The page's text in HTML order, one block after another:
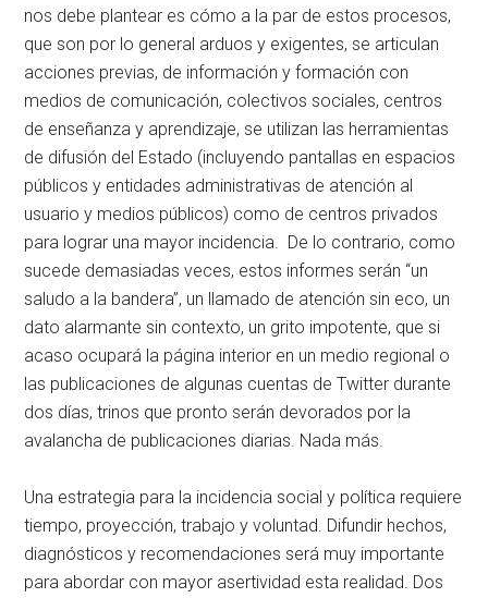
nos debe plantear es cómo a la par de estos procesos,
que son por lo general arduos y exigentes, se articulan
acciones previas, de información y formación con
medios de comunicación, colectivos sociales, centros
de enseñanza y aprendizaje, se utilizan las herramientas
de difusión del Estado (incluyendo pantallas en espacios
públicos y entidades administrativas de atención al
usuario y medios públicos) como de centros privados
para lograr una mayor incidencia. De lo contrario, como
sucede demasiadas veces, estos informes serán “un
saludo a la bandera”, un llamado de atención sin eco, un
dato alarmante sin contexto, un grito impotente, que si
acaso ocupará la página interior en un medio regional o
las publicaciones de algunas cuentas de Twitter durante
dos días, trinos que pronto serán devorados por la
avalancha de publicaciones diarias. Nada más.
Una estrategia para la incidencia social y política requiere
tiempo, proyección, trabajo y voluntad. Difundir hechos,
diagnósticos y recomendaciones será muy importante
para abordar con mayor asertividad esta realidad. Dos